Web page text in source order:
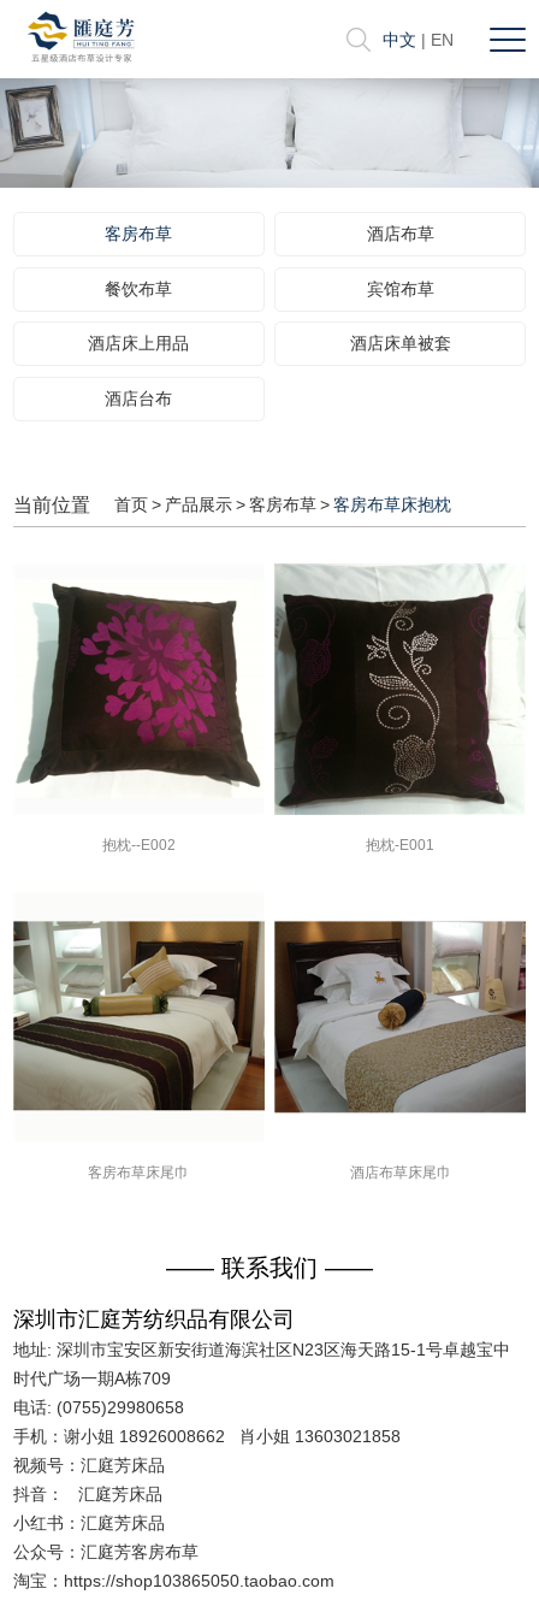
中文 | EN
客房布草 酒店布草
餐饮布草 宾馆布草
酒店床上用品 酒店床单被套
酒店台布
当前位置 首页 > 产品展示 > 客房布草 > 客房布草床抱枕
抱枕--E002 抱枕-E001
客房布草床尾巾 酒店布草床尾巾
—— 联系我们 ——
深圳市汇庭芳纺织品有限公司
地址: 深圳市宝安区新安街道海滨社区N23区海天路15-1号卓越宝中
时代广场一期A栋709
电话: (0755)29980658
手机：谢小姐 18926008662 肖小姐 13603021858
视频号：汇庭芳床品
抖音： 汇庭芳床品
小红书：汇庭芳床品
公众号：汇庭芳客房布草
淘宝：https://shop103865050.taobao.com